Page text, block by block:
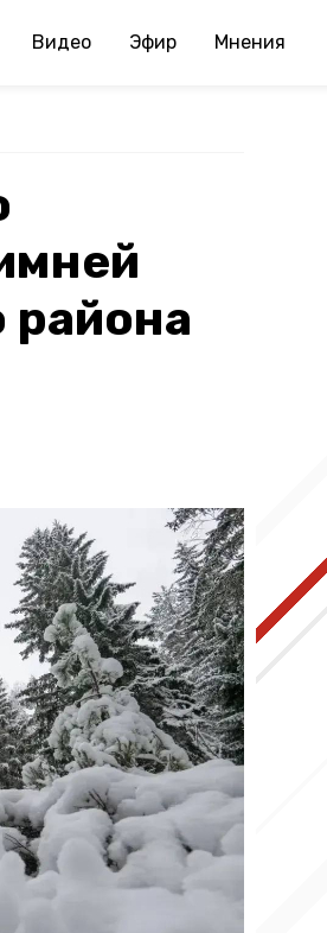
Видео Эфир Мнения
района